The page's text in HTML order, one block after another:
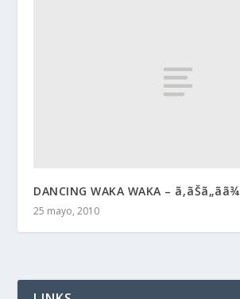
DANCING WAKA WAKA – ã‚ãŠã„ãã¾
25 mayo, 2010